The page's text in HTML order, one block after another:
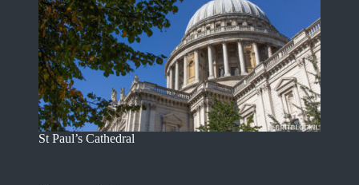
St Paul’s Cathedral